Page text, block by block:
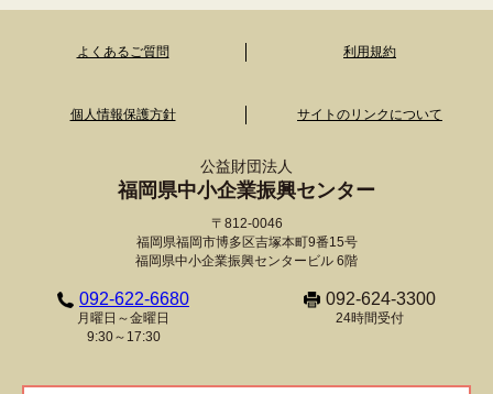
よくあるご質問 利用規約
個人情報保護方針 サイトのリンクについて
公益財団法人
福岡県中小企業振興センター
〒812-0046
福岡県福岡市博多区吉塚本町9番15号
福岡県中小企業振興センタービル 6階
092-622-6680
月曜日～金曜日
9:30～17:30
092-624-3300
24時間受付